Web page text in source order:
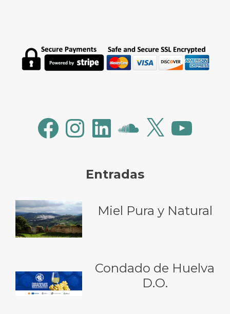
FacebookInstagramLinkedInSoundCloud
X YouTube
Entradas
Miel Pura y Natural
Condado de Huelva
D.O.